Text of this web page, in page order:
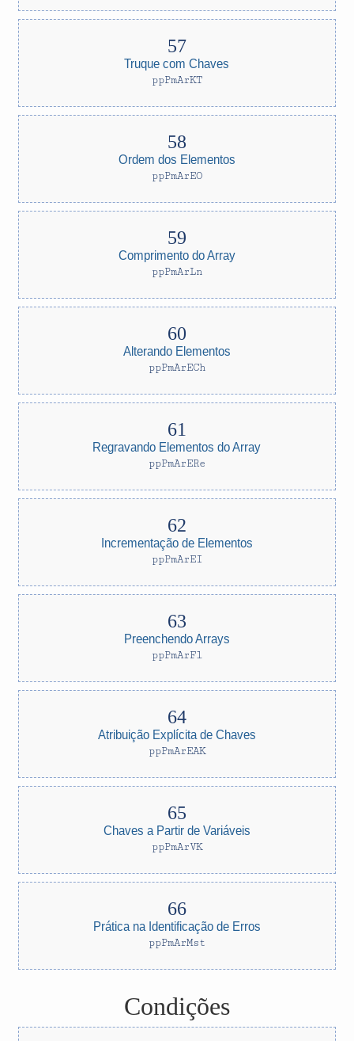
Truque com Chaves
ppPmArKT
Ordem dos Elementos
ppPmArEO
Comprimento do Array
ppPmArLn
Alterando Elementos
ppPmArECh
Regravando Elementos do Array
ppPmArERe
Incrementação de Elementos
ppPmArEI
Preenchendo Arrays
ppPmArFl
Atribuição Explícita de Chaves
ppPmArEAK
Chaves a Partir de Variáveis
ppPmArVK
Prática na Identificação de Erros
ppPmArMst
Condições